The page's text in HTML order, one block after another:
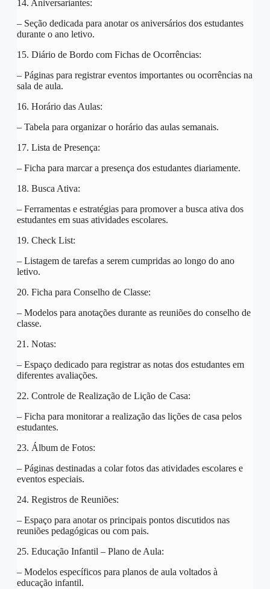
14. Aniversariantes:
– Seção dedicada para anotar os aniversários dos estudantes
durante o ano letivo.
15. Diário de Bordo com Fichas de Ocorrências:
– Páginas para registrar eventos importantes ou ocorrências na
sala de aula.
16. Horário das Aulas:
– Tabela para organizar o horário das aulas semanais.
17. Lista de Presença:
– Ficha para marcar a presença dos estudantes diariamente.
18. Busca Ativa:
– Ferramentas e estratégias para promover a busca ativa dos
estudantes em suas atividades escolares.
19. Check List:
– Listagem de tarefas a serem cumpridas ao longo do ano
letivo.
20. Ficha para Conselho de Classe:
– Modelos para anotações durante as reuniões do conselho de
classe.
21. Notas:
– Espaço dedicado para registrar as notas dos estudantes em
diferentes avaliações.
22. Controle de Realização de Lição de Casa:
– Ficha para monitorar a realização das lições de casa pelos
estudantes.
23. Álbum de Fotos:
– Páginas destinadas a colar fotos das atividades escolares e
eventos especiais.
24. Registros de Reuniões:
– Espaço para anotar os principais pontos discutidos nas
reuniões pedagógicas ou com pais.
25. Educação Infantil – Plano de Aula:
– Modelos específicos para planos de aula voltados à
educação infantil.